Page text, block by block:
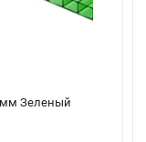
Зеленый